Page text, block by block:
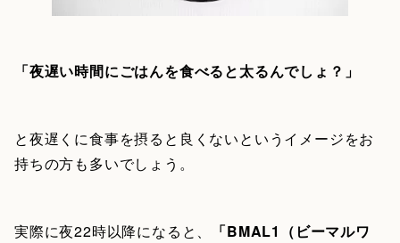
「夜遅い時間にごはんを食べると太るんでしょ？」
と夜遅くに食事を摂ると良くないというイメージをお
持ちの方も多いでしょう。
実際に夜22時以降になると、
「BMAL1（ビーマルワ